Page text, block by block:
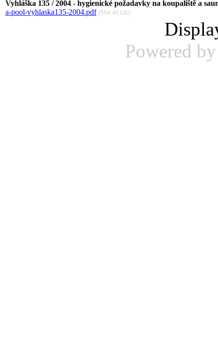
Vyhláška 135 / 2004 - hygienické požadavky na koupaliště a
a-pool-vyhlaska135-2004.pdf (994.48 kB)
Powered